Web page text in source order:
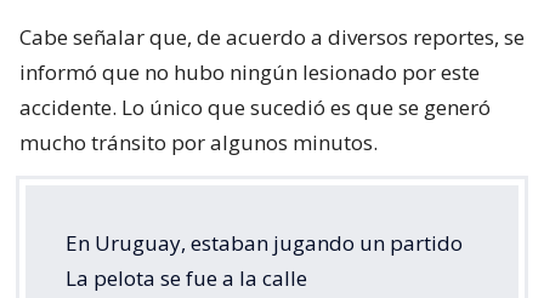
Cabe señalar que, de acuerdo a diversos reportes, se
informó que no hubo ningún lesionado por este
accidente. Lo único que sucedió es que se generó
mucho tránsito por algunos minutos.
En Uruguay, estaban jugando un partido
La pelota se fue a la calle